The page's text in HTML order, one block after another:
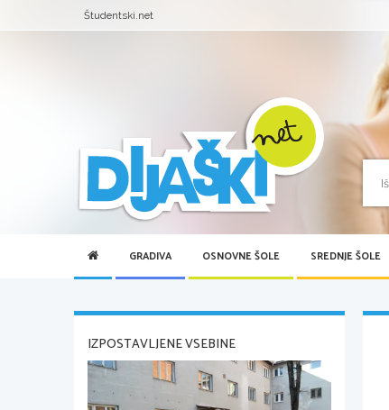
Študentski.net
GRADIVA OSNOVNE ŠOLE SREDNJE ŠOLE
IZPOSTAVLJENE VSEBINE